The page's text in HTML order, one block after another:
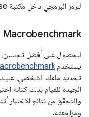
للرمز البرمجي داخل مكتبة Compose.
Macrobenchmark
للحصول على أفضل تحسين،
يستخدم
تحديد ملفك الشخصي، عليك
الجيدة للقيام بذلك كتابة
والتحقّق من نتائج الاختبار
ومراجعته.